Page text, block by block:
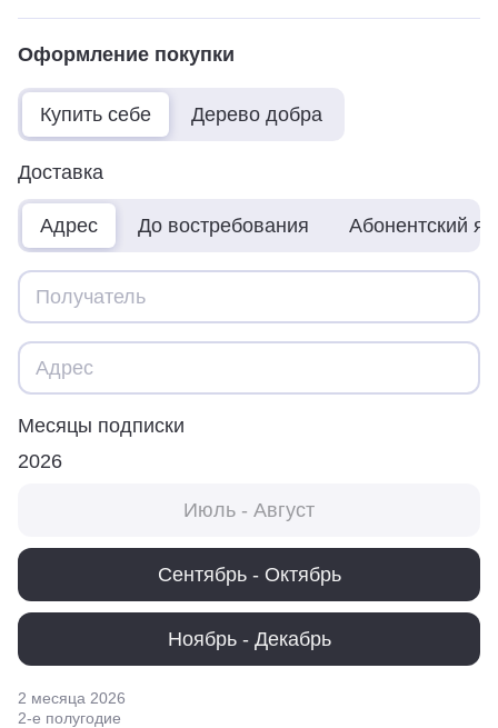
Оформление покупки
Купить себе Дерево добра
Доставка
Адрес До востребования Абонентский
Месяцы подписки
2026
Июль - Август
Сентябрь - Октябрь
Ноябрь - Декабрь
2 месяца 2026
2-е полугодие